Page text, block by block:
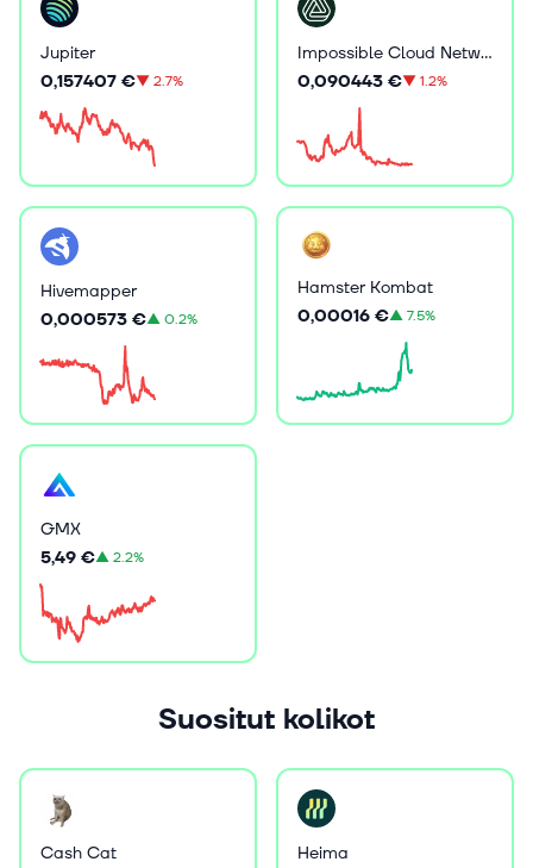
Jupiter
0,157407 €▼2.7%
Impossible Cloud Network Token
0,090443 €▼1.2%
Hivemapper
0,000573 €▲0.2%
Hamster Kombat
0,00016 €▲7.5%
GMX
5,49 €▲2.2%
Suositut kolikot
Cash Cat Heima